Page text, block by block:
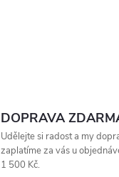
DOPRAVA
Udělejte si radost a my
zaplatíme za vás u
1 500 Kč.